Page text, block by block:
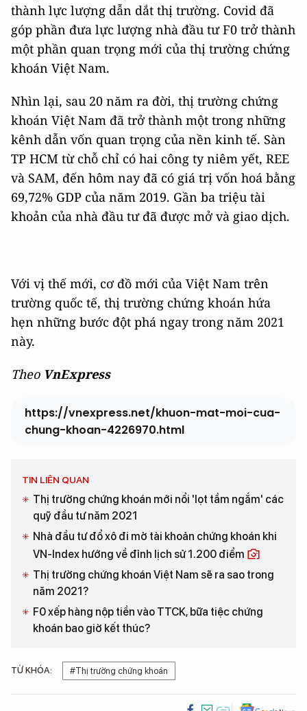
thành lực lượng dẫn dắt thị trường. Covid đã
góp phần đưa lực lượng nhà đầu tư F0 trở thành
một phần quan trọng mới của thị trường chứng
khoán Việt Nam.
Nhìn lại, sau 20 năm ra đời, thị trường chứng
khoán Việt Nam đã trở thành một trong những
kênh dẫn vốn quan trọng của nền kinh tế. Sàn
TP HCM từ chỗ chỉ có hai công ty niêm yết, REE
và SAM, đến hôm nay đã có giá trị vốn hoá bằng
69,72% GDP của năm 2019. Gần ba triệu tài
khoản của nhà đầu tư đã được mở và giao dịch.
Với vị thế mới, cơ đồ mới của Việt Nam trên
trường quốc tế, thị trường chứng khoán hứa
hẹn những bước đột phá ngay trong năm 2021
này.
Theo VnExpress
https://vnexpress.net/khuon-mat-moi-cua-
chung-khoan-4226970.html
TIN LIÊN QUAN
Thị trường chứng khoán mới nổi 'lọt tầm ngắm' các
quỹ đầu tư năm 2021
Nhà đầu tư đổ xô đi mở tài khoản chứng khoán khi
VN-Index hướng về đỉnh lịch sử 1.200 điểm
Thị trường chứng khoán Việt Nam sẽ ra sao trong
năm 2021?
F0 xếp hàng nộp tiền vào TTCK, bữa tiệc chứng
khoán bao giờ kết thúc?
TỪ KHÓA: #Thị trường chứng khoán